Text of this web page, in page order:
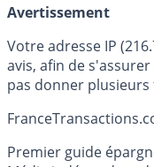
Avertissement
Votre adresse IP
avis, afin de
pas donner
France
Premier guide